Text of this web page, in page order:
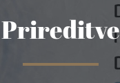
Prireditve